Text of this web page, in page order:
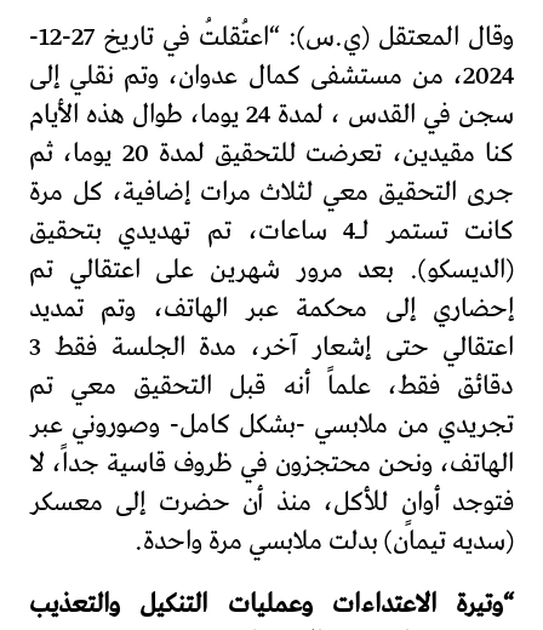
وقال المعتقل (ي.س): “اعتُقلتُ في تاريخ 27-12-
2024، من مستشفى كمال عدوان، وتم نقلي إلى
سجن في القدس ، لمدة 24 يوما، طوال هذه الأيام
كنا مقيدين، تعرضت للتحقيق لمدة 20 يوما، ثم
جرى التحقيق معي لثلاث مرات إضافية، كل مرة
كانت تستمر لـ4 ساعات، تم تهديدي بتحقيق
(الديسكو). بعد مرور شهرين على اعتقالي تم
إحضاري إلى محكمة عبر الهاتف، وتم تمديد
اعتقالي حتى إشعار آخر، مدة الجلسة فقط 3
دقائق فقط، علماً أنه قبل التحقيق معي تم
تجريدي من ملابسي -بشكل كامل- وصوروني عبر
الهاتف، ونحن محتجزون في ظروف قاسية جداً، لا
فتوجد أوانٍ للأكل، منذ أن حضرت إلى معسكر
(سديه تيمان) بدلت ملابسي مرة واحدة.
“وتيرة الاعتداءات وعمليات التنكيل والتعذيب